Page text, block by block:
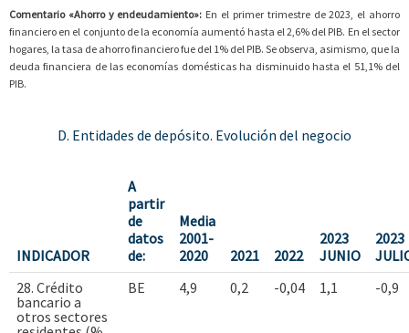
Comentario «Ahorro y endeudamiento»: En el primer trimestre de 2023, el ahorro
financiero en el conjunto de la economía aumentó hasta el 2,6% del PIB. En el sector
hogares, la tasa de ahorro financiero fue del 1% del PIB. Se observa, asimismo, que la
deuda financiera de las economías domésticas ha disminuido hasta el 51,1% del
PIB.
D. Entidades de depósito. Evolución del negocio
INDICADOR
A
partir
de
datos
de:
Media
2001-
2020
2021 2022
2023
JUNIO
2023
28. Crédito
bancario a
otros sectores
BE 4,9 0,2 -0,04 1,1 -0,9